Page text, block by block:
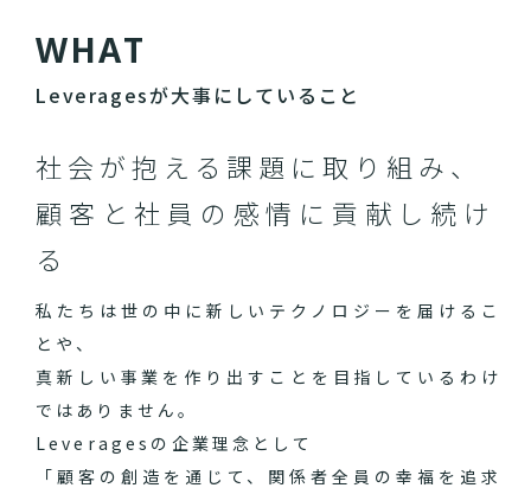
WHAT
Leveragesが大事にしていること
社会が抱える課題に取り組み、
顧客と社員の感情に貢献し続け
る
私たちは世の中に新しいテクノロジーを届けるこ
とや、
真新しい事業を作り出すことを目指しているわけ
ではありません。
Leveragesの企業理念として
「顧客の創造を通じて、関係者全員の幸福を追求